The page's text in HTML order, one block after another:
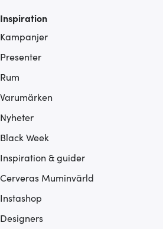
Inspiration
Kampanjer
Presenter
Rum
Varumärken
Nyheter
Black Week
Inspiration & guider
Cerveras Muminvärld
Instashop
Designers